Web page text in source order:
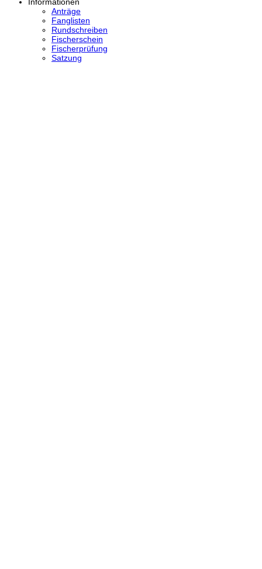
Anträge
Fanglisten
Rundschreiben
Fischerschein
Fischerprüfung
Satzung